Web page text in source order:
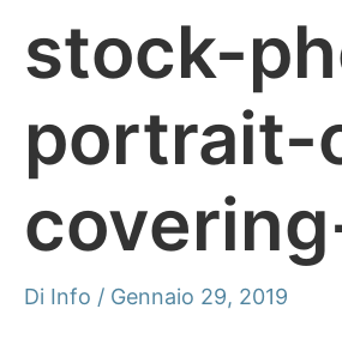
stock-
Di Info / Gennaio 29, 2019